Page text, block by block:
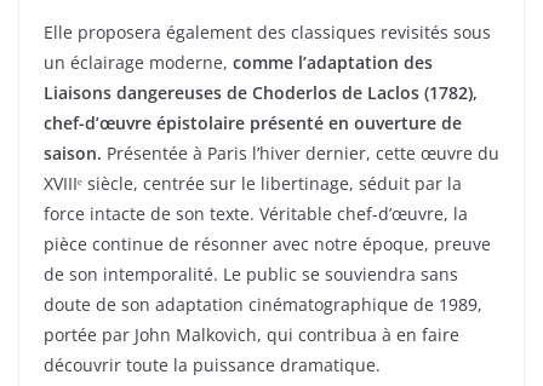
Elle proposera également des classiques revisités sous
un éclairage moderne, comme l’adaptation des
Liaisons dangereuses de Choderlos de Laclos (1782),
chef-d’œuvre épistolaire présenté en ouverture de
saison. Présentée à Paris l’hiver dernier, cette œuvre du
XVIIIᵉ siècle, centrée sur le libertinage, séduit par la
force intacte de son texte. Véritable chef-d’œuvre, la
pièce continue de résonner avec notre époque, preuve
de son intemporalité. Le public se souviendra sans
doute de son adaptation cinématographique de 1989,
portée par John Malkovich, qui contribua à en faire
découvrir toute la puissance dramatique.